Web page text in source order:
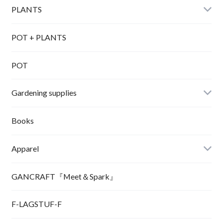
PLANTS
POT + PLANTS
POT
Gardening supplies
Books
Apparel
GANCRAFT『Meet＆Spark』
F-LAGSTUF-F